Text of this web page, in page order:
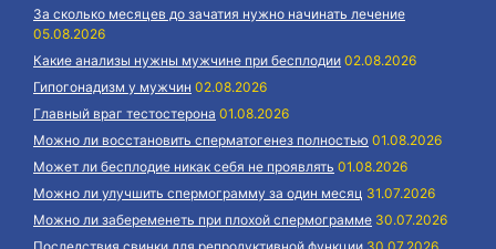
За сколько месяцев до зачатия нужно начинать лечение
05.08.2026
Какие анализы нужны мужчине при бесплодии 02.08.2026
Гипогонадизм у мужчин 02.08.2026
Главный враг тестостерона 01.08.2026
Можно ли восстановить сперматогенез полностью 01.08.2026
Может ли бесплодие никак себя не проявлять 01.08.2026
Можно ли улучшить спермограмму за один месяц 31.07.2026
Можно ли забеременеть при плохой спермограмме 30.07.2026